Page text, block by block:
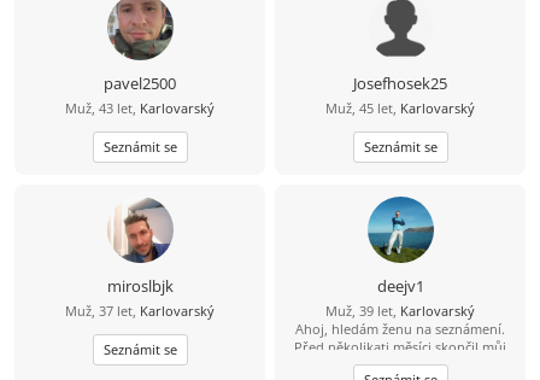
pavel2500
Muž, 43 let, Karlovarský
Seznámit se
Josefhosek25
Muž, 45 let, Karlovarský
Seznámit se
miroslbjk
Muž, 37 let, Karlovarský
Seznámit se
deejv1
Muž, 39 let, Karlovarský
Ahoj, hledám ženu na seznámení.
Před několikati měsíci skončil můj
bývalí vztah. Teď chci potkat